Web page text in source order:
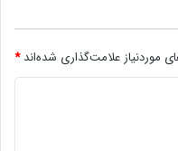
موردنیاز علامت‌گذاری شده‌اند*